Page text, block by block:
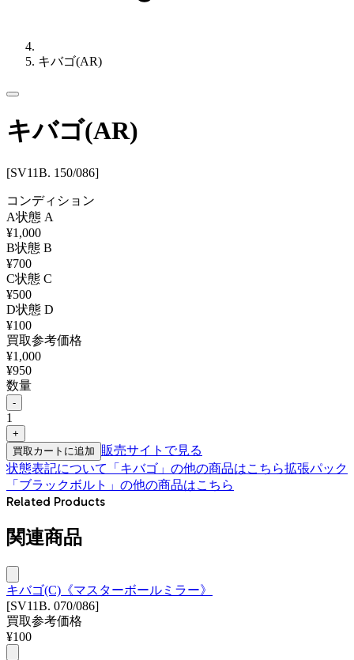
キバゴ(AR)
キバゴ(AR)
[SV11B. 150/086]
コンディション
A状態 A
¥1,000
B状態 B
¥700
C状態 C
¥500
D状態 D
¥100
買取参考価格
¥1,000
¥950
数量
-
1
+
買取カートに追加
販売サイトで見る
状態表記について
「 キバゴ 」の他の商品はこちら拡張パック
「ブラックボルト」 の他の商品はこちら
Related Products
関連商品
キバゴ(C)《マスターボールミラー》
[SV11B. 070/086]
買取参考価格
¥100